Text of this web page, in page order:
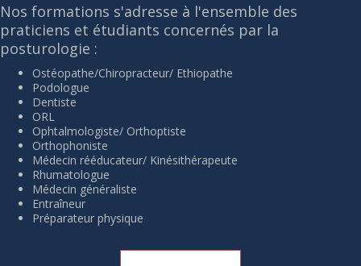
Nos formations s'adresse à l'ensemble des
praticiens et étudiants concernés par la
posturologie :
Ostéopathe/Chiropracteur/ Ethiopathe
Podologue
Dentiste
ORL
Ophtalmologiste/ Orthoptiste
Orthophoniste
Médecin rééducateur/ Kinésithérapeute
Rhumatologue
Médecin généraliste
Entraîneur
Préparateur physique